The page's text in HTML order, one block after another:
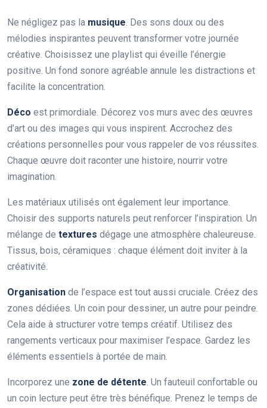
Ne négligez pas la musique. Des sons doux ou des
mélodies inspirantes peuvent transformer votre journée
créative. Choisissez une playlist qui éveille l’énergie
positive. Un fond sonore agréable annule les distractions et
facilite la concentration.
Déco est primordiale. Décorez vos murs avec des œuvres
d’art ou des images qui vous inspirent. Accrochez des
créations personnelles pour vous rappeler de vos réussites.
Chaque œuvre doit raconter une histoire, nourrir votre
imagination.
Les matériaux utilisés ont également leur importance.
Choisir des supports naturels peut renforcer l’inspiration. Un
mélange de textures dégage une atmosphère chaleureuse.
Tissus, bois, céramiques : chaque élément doit inviter à la
créativité.
Organisation de l’espace est tout aussi cruciale. Créez des
zones dédiées. Un coin pour dessiner, un autre pour peindre.
Cela aide à structurer votre temps créatif. Utilisez des
rangements verticaux pour maximiser l’espace. Gardez les
éléments essentiels à portée de main.
Incorporez une zone de détente. Un fauteuil confortable ou
un coin lecture peut être très bénéfique. Prenez le temps de